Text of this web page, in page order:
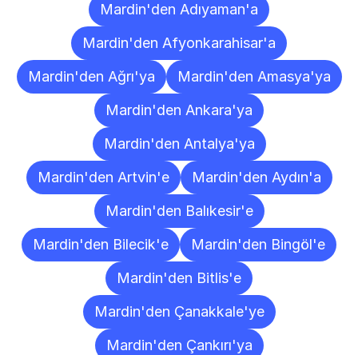
Mardin'den Adıyaman'a
Mardin'den Afyonkarahisar'a
Mardin'den Ağrı'ya
Mardin'den Amasya'ya
Mardin'den Ankara'ya
Mardin'den Antalya'ya
Mardin'den Artvin'e
Mardin'den Aydın'a
Mardin'den Balıkesir'e
Mardin'den Bilecik'e
Mardin'den Bingöl'e
Mardin'den Bitlis'e
Mardin'den Çanakkale'ye
Mardin'den Çankırı'ya